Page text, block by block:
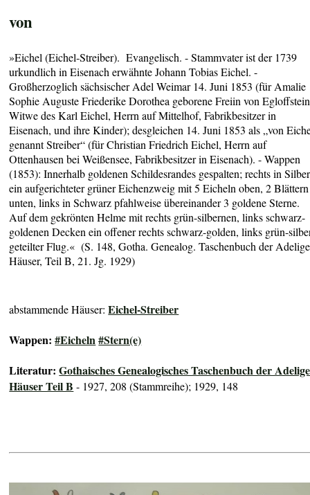
von
»Eichel (Eichel-Streiber). Evangelisch. - Stammvater ist der 1739
urkundlich in Eisenach erwähnte Johann Tobias Eichel. -
Großherzoglich sächsischer Adel Weimar 14. Juni 1853 (für Amalie
Sophie Auguste Friederike Dorothea geborene Freiin von
Witwe des Karl Eichel, Herrn auf Mittelhof, Fabrikbesitzer in
Eisenach, und ihre Kinder); desgleichen 14. Juni 1853 als „von
genannt Streiber“ (für Christian Friedrich Eichel, Herrn auf
Ottenhausen bei Weißensee, Fabrikbesitzer in Eisenach). - Wappen
(1853): Innerhalb goldenen Schildesrandes gespalten; rechts in Silber
ein aufgerichteter grüner Eichenzweig mit 5 Eicheln oben, 2 Blättern
unten, links in Schwarz pfahlweise übereinander 3 goldene Sterne.
Auf dem gekrönten Helme mit rechts grün-silbernen, links schwarz-
goldenen Decken ein offener rechts schwarz-golden, links grün-
geteilter Flug.« (S. 148, Gotha. Genealog. Taschenbuch der
Häuser, Teil B, 21. Jg. 1929)
abstammende Häuser:Eichel-Streiber
Wappen:#Eicheln#Stern(e)
Literatur:Gothaisches Genealogisches Taschenbuch der
Häuser Teil B - 1927, 208 (Stammreihe); 1929, 148